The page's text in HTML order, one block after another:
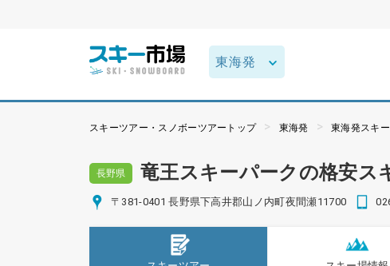
スキーツアー・スノボーツアートップ 東海発 東海発スキ
長野県 竜王スキーパークの格安ス
〒381-0401 長野県下高井郡山ノ内町夜間瀬11700